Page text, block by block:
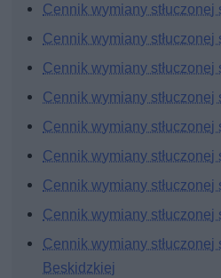
Cennik wymiany
Cennik wymiany
Cennik wymiany
Cennik wymiany
Cennik wymiany
Cennik wymiany stłuczonej
Cennik wymiany
Cennik wymiany
Cennik wymiany
Beskidzkiej